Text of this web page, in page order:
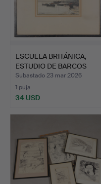
ESCUELA BRITÁNICA,
ESTUDIO DE BARCOS
AMARR…
Subastado 23 mar 2026
1 puja
34 USD